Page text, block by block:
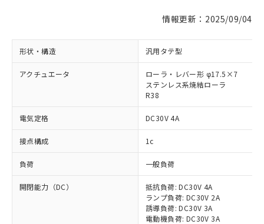
情報更新：2025/09/04
形状・構造 汎用タテ型
アクチュエータ
ローラ・レバー形 φ17.5×7
ステンレス系焼結ローラ
R38
電気定格 DC30V 4A
接点構成 1c
負荷 一般負荷
開閉能力（DC）
抵抗負荷: DC30V 4A
ランプ負荷: DC30V 2A
誘導負荷: DC30V 3A
電動機負荷: DC30V 3A